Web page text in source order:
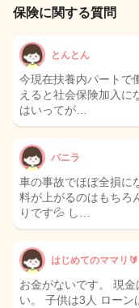
保険に関する質問
とんとん
今現在扶養内パートで
えると社会保険加入に
はいってが…
バニラ
車の事故でほぼ全損に
料が上がるのはもちろ
りです💦 し…
はじめてのママリ🔰
お金がないです。 現
い。 子供は3人 ロー